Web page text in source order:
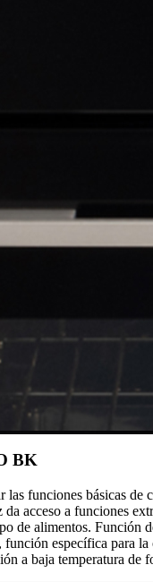
BK
las funciones básicas de
acceso a funciones
de alimentos. Función
función específica para
a baja temperatura de